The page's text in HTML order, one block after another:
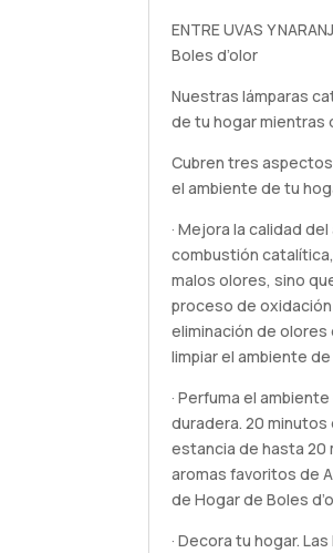
ENTRE UVAS Y
Boles d’olor
Nuestras lámparas
de tu hogar mientras
Cubren tres
el ambiente de tu
· Mejora la calidad
combustión
malos olores, sino
proceso de
eliminación de
limpiar el ambiente
· Perfuma el
duradera. 20
estancia de hasta 20
aromas favoritos de
de Hogar de Boles
· Decora tu hogar.